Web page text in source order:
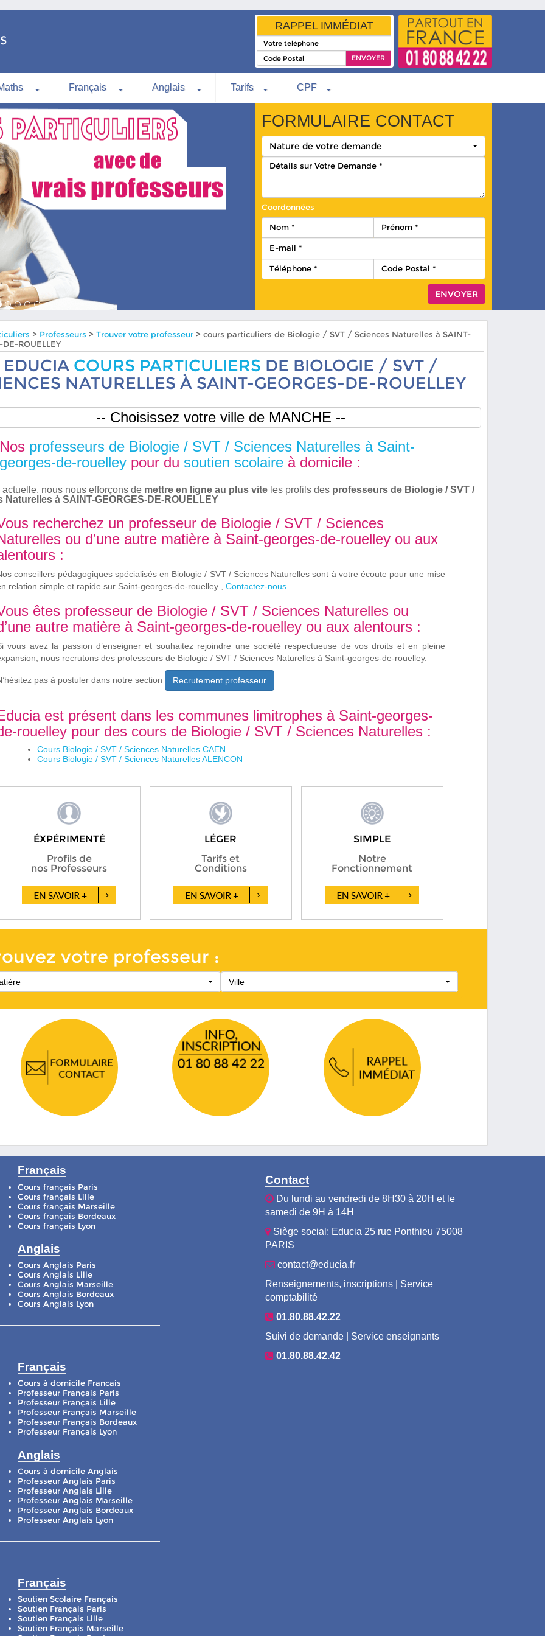
RAPPEL IMMÉDIAT
Français Anglais Tarifs CPF
FORMULAIRE CONTACT
Nature de votre demande
Coordonnées
> Professeurs >Trouver votre professeur > cours particuliers de Biologie / SVT / Sciences Naturelles à SAINT-
DE-ROUELLEY
EDUCIA COURS PARTICULIERS DE BIOLOGIE / SVT /
NATURELLES À SAINT-GEORGES-DE-ROUELLEY
Nos professeurs de Biologie / SVT / Sciences Naturelles à Saint-
georges-de-rouelley pour du soutien scolaire à domicile :
nous nous efforçons de mettre en ligne au plus vite les profils des professeurs de Biologie / SVT /
Naturelles à SAINT-GEORGES-DE-ROUELLEY
recherchez un professeur de Biologie / SVT / Sciences
ou d’une autre matière à Saint-georges-de-rouelley ou aux
:
conseillers pédagogiques spécialisés en Biologie / SVT / Sciences Naturelles sont à votre écoute pour une mise
relation simple et rapide sur Saint-georges-de-rouelley ,Contactez-nous
êtes professeur de Biologie / SVT / Sciences Naturelles ou
autre matière à Saint-georges-de-rouelley ou aux alentours :
vous avez la passion d’enseigner et souhaitez rejoindre une société respectueuse de vos droits et en pleine
nous recrutons des professeurs de Biologie / SVT / Sciences Naturelles à Saint-georges-de-rouelley.
pas à postuler dans notre section Recrutement professeur
est présent dans les communes limitrophes à Saint-georges-
rouelley pour des cours de Biologie / SVT / Sciences Naturelles :
Cours Biologie / SVT / Sciences Naturelles CAEN
Cours Biologie / SVT / Sciences Naturelles ALENCON
ÉXPÉRIMENTÉ
Profils de
nos Professeurs
LÉGER
Tarifs et
Conditions
SIMPLE
Notre
Fonctionnement
votre professeur :
Ville
Français
Cours français Paris
Cours français Lille
Cours français Marseille
Cours français Bordeaux
Cours français Lyon
Anglais
Cours Anglais Paris
Cours Anglais Lille
Cours Anglais Marseille
Cours Anglais Bordeaux
Cours Anglais Lyon
Français
Cours à domicile Francais
Professeur Français Paris
Professeur Français Lille
Professeur Français Marseille
Professeur Français Bordeaux
Professeur Français Lyon
Anglais
Cours à domicile Anglais
Professeur Anglais Paris
Professeur Anglais Lille
Professeur Anglais Marseille
Professeur Anglais Bordeaux
Professeur Anglais Lyon
Français
Soutien Scolaire Français
Soutien Français Paris
Soutien Français Lille
Soutien Français Marseille
Contact
Du lundi au vendredi de 8H30 à 20H et le
samedi de 9H à 14H
Siège social: Educia 25 rue Ponthieu 75008
PARIS
contact@educia.fr
Renseignements, inscriptions | Service
comptabilité
01.80.88.42.22
Suivi de demande | Service enseignants
01.80.88.42.42